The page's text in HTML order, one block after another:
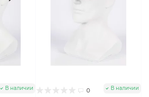
В наличии 0 В наличии